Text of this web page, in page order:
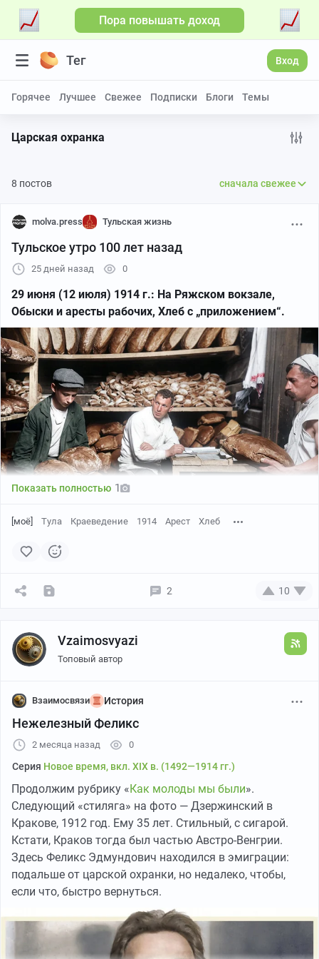
Пора повышать доход
Тег Вход
Горячее Лучшее Свежее Подписки Блоги Темы
Царская охранка
8 постов сначала свежее
molva.press Тульская жизнь
Тульское утро 100 лет назад
25 дней назад 0
29 июня (12 июля) 1914 г.: На Ряжском вокзале,
Обыски и аресты рабочих, Хлеб с „приложением“.
На Ряжском вокзале.
станции „Тула“ не мешало бы обратить
внимание на антисанитарное состояние
расположенного на платформе станции. В
последнем, на провалившемся полу, находится
целое озеро нечистот, издающих зловоние,
напоминающее запах нашатырного спирта,
который разносится в пределах станции от
обилии начальников в санитарном отношении,
вообще должна давать пример другим
учреждениям, а здесь выходит наоборот...
Обыски и аресты рабочих.
В ночь на 28-е июня охранной полицией был
произведен обыск в помещении чайной и
правления профессионального общества
Показать полностью 1
[моё] Тула Краеведение 1914 Арест Хлеб
2 10
Vzaimosvyazi
Топовый автор
Взаимосвязи История
Нежелезный Феликс
2 месяца назад 0
Серия Новое время, вкл. XIX в. (1492—1914 гг.)
Продолжим рубрику «Как молоды мы были».
Следующий «стиляга» на фото — Дзержинский в
Кракове, 1912 год. Ему 35 лет. Стильный, с сигарой.
Кстати, Краков тогда был частью Австро-Венгрии.
Здесь Феликс Эдмундович находился в эмиграции:
подальше от царской охранки, но недалеко, чтобы,
если что, быстро вернуться.
Больше видео